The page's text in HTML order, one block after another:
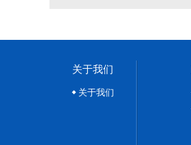
关于我们
关于我们